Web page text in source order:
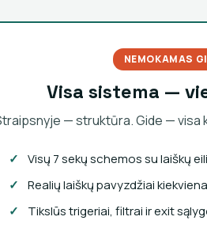
NEMOKAMAS
Visa sistema —
— struktūra. Gide — visa
Visų 7 sekų schemos su laiškų
Realių laiškų pavyzdžiai
Tikslūs trigeriai, filtrai ir exit